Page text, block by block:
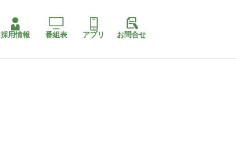
採用情報 番組表 アプリ お問合せ